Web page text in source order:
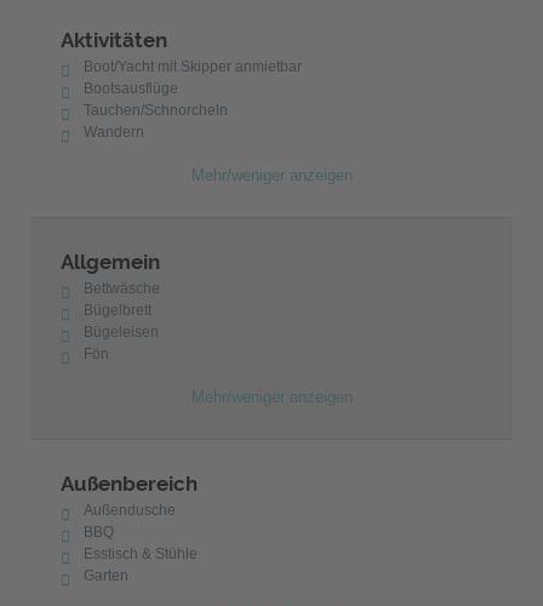
Aktivitäten
Boot/Yacht mit Skipper anmietbar
Bootsausflüge
Tauchen/Schnorcheln
Wandern
Mehr/weniger anzeigen
Allgemein
Bettwäsche
Bügelbrett
Bügeleisen
Fön
Mehr/weniger anzeigen
Außenbereich
Außendusche
BBQ
Esstisch & Stühle
Garten